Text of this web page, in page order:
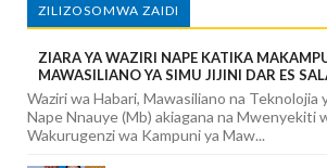
ZILIZOSOMWA ZAIDI
ZIARA YA WAZIRI NAPE KATIKA
MAWASILIANO YA SIMU JIJINI DAR ES
Waziri wa Habari, Mawasiliano na Teknolojia
Nape Nnauye (Mb) akiagana na Mwenyekiti
Wakurugenzi wa Kampuni ya Maw...